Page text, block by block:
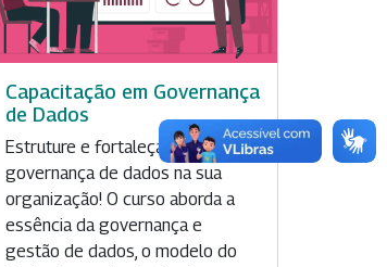
Capacitação em Governança
de Dados
Estruture e fortaleça a
governança de dados na sua
organização! O curso aborda a
essência da governança e
gestão de dados, o modelo do